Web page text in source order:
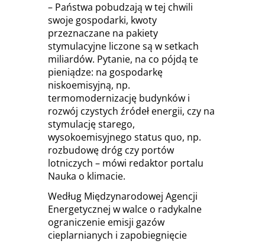
– Państwa pobudzają w tej chwili
swoje gospodarki, kwoty
przeznaczane na pakiety
stymulacyjne liczone są w setkach
miliardów. Pytanie, na co pójdą te
pieniądze: na gospodarkę
niskoemisyjną, np.
termomodernizację budynków i
rozwój czystych źródeł energii, czy na
stymulację starego,
wysokoemisyjnego status quo, np.
rozbudowę dróg czy portów
lotniczych – mówi redaktor portalu
Nauka o klimacie.
Według Międzynarodowej Agencji
Energetycznej w walce o radykalne
ograniczenie emisji gazów
cieplarnianych i zapobiegnięcie